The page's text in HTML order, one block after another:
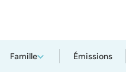
Famille Émissions